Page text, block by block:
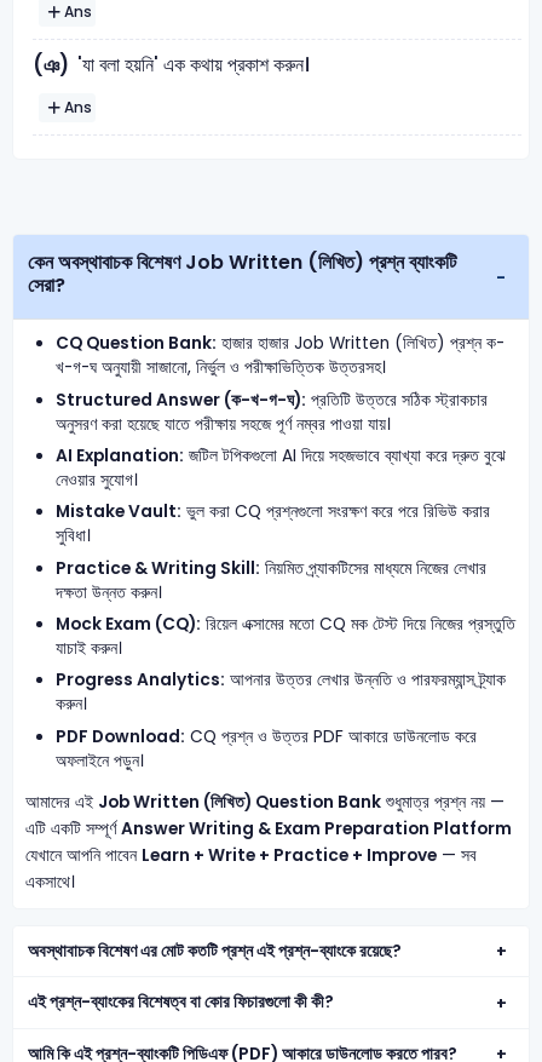
Ans
(ঞ) 'যা বলা হয়নি' এক কথায় প্রকাশ করুন।
Ans
কেন অবস্থাবাচক বিশেষণ Job Written (লিখিত) প্রশ্ন ব্যাংকটি
সেরা?
CQ Question Bank: হাজার হাজার Job Written (লিখিত) প্রশ্ন ক-
খ-গ-ঘ অনুযায়ী সাজানো, নির্ভুল ও পরীক্ষাভিত্তিক উত্তরসহ।
Structured Answer (ক-খ-গ-ঘ): প্রতিটি উত্তরে সঠিক স্ট্রাকচার
অনুসরণ করা হয়েছে যাতে পরীক্ষায় সহজে পূর্ণ নম্বর পাওয়া যায়।
AI Explanation: জটিল টপিকগুলো AI দিয়ে সহজভাবে ব্যাখ্যা করে দ্রুত বুঝে
নেওয়ার সুযোগ।
Mistake Vault: ভুল করা CQ প্রশ্নগুলো সংরক্ষণ করে পরে রিভিউ করার
সুবিধা।
Practice & Writing Skill: নিয়মিত প্র্যাকটিসের মাধ্যমে নিজের লেখার
দক্ষতা উন্নত করুন।
Mock Exam (CQ): রিয়েল এক্সামের মতো CQ মক টেস্ট দিয়ে নিজের প্রস্তুতি
যাচাই করুন।
Progress Analytics: আপনার উত্তর লেখার উন্নতি ও পারফরম্যান্স ট্র্যাক
করুন।
PDF Download: CQ প্রশ্ন ও উত্তর PDF আকারে ডাউনলোড করে
অফলাইনে পড়ুন।
আমাদের এই Job Written (লিখিত) Question Bankশুধুমাত্র প্রশ্ন নয় —
এটি একটি সম্পূর্ণAnswer Writing & Exam Preparation Platform
যেখানে আপনি পাবেন Learn + Write + Practice + Improve— সব
একসাথে।
অবস্থাবাচক বিশেষণ এর মোট কতটি প্রশ্ন এই প্রশ্ন-ব্যাংকে রয়েছে?
এই প্রশ্ন-ব্যাংকের বিশেষত্ব বা কোর ফিচারগুলো কী কী?
আমি কি এই প্রশ্ন-ব্যাংকটি পিডিএফ (PDF) আকারে ডাউনলোড করতে পারব?